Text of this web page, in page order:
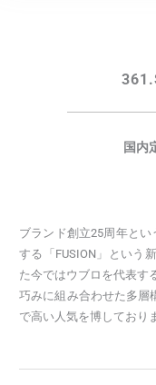
国内
ブランド創立25周年とい
する「FUSION」という
た今ではウブロを代表す
巧みに組み合わせた多層
で高い人気を博しており